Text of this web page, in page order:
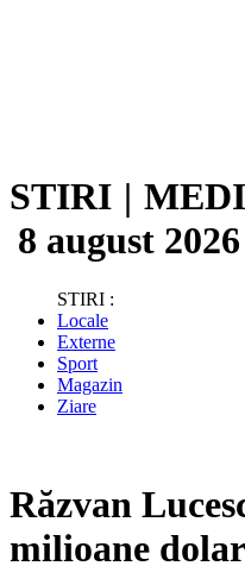
STIRI |
8 august 2026
STIRI :
Locale
Externe
Sport
Magazin
Ziare
Răzvan
milioane